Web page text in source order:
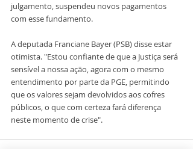
julgamento, suspendeu novos pagamentos
com esse fundamento.
A deputada Franciane Bayer (PSB) disse estar
otimista. "Estou confiante de que a Justiça será
sensível a nossa ação, agora com o mesmo
entendimento por parte da PGE, permitindo
que os valores sejam devolvidos aos cofres
públicos, o que com certeza fará diferença
neste momento de crise".